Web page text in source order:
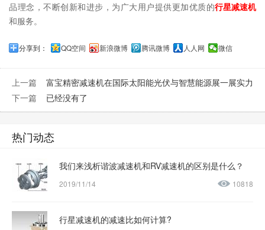
品理念，不断创新和进步，为广大用户提供更加优质的行星减速机
和服务。
分享到： QQ空间 新浪微博 腾讯微博 人人网 微信
上一篇 富宝精密减速机在国际太阳能光伏与智慧能源展一展实力
下一篇 已经没有了
热门动态
我们来浅析谐波减速机和RV减速机的区别是什么？
2019/11/14 10818
行星减速机的减速比如何计算?